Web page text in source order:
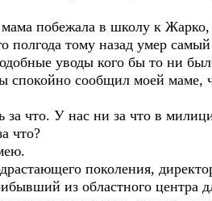
побежала в школу к
полгода тому назад умер
уводы кого бы то ни
спокойно сообщил моей маме,
за что. У нас ни за что в
что?
поколения,
из областного центра